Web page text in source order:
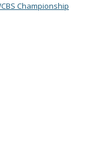
Championship